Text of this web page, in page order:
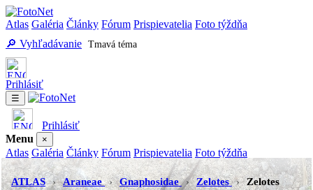
Atlas Galéria Články Fórum Prispievatelia Foto týždňa
🔎 Vyhľadávanie Tmavá téma
Prihlásiť
☰
Prihlásiť
Menu
×
Atlas Galéria Články Fórum Prispievatelia Foto týždňa
Vyhľadávanie Tmavá téma
ATLAS › Araneae › Gnaphosidae › Zelotes ›
Zelotes